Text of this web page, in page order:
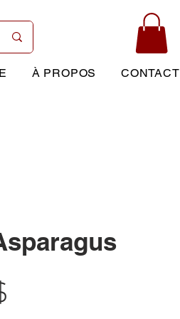
À PROPOS CONTACT